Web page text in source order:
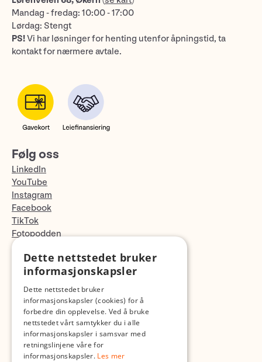
Mandag - fredag: 10:00 - 17:00
Lørdag: Stengt
PS!Vi har løsninger for henting utenfor åpningstid, ta
kontakt for nærmere avtale.
Følg oss
LinkedIn
YouTube
Instagram
Facebook
TikTok
Fotopodden
Med forbehold om skrive- og lagerfeil
Dette nettstedet bruker
informasjonskapsler
Dette nettstedet bruker
informasjonskapsler (cookies) for å
forbedre din opplevelse. Ved å bruke
nettstedet vårt samtykker du i alle
informasjonskapsler i samsvar med
retningslinjene våre for
informasjonskapsler. Les mer